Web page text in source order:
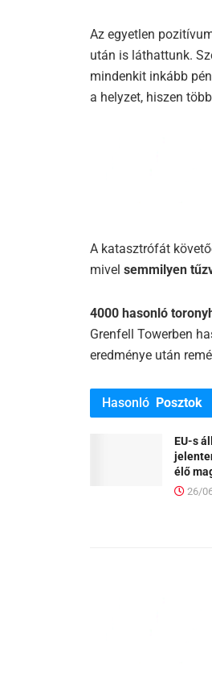
Az egyetlen
után is láthattunk.
mindenkit inkább
a helyzet, hiszen
A katasztrófát
mivel semmilyen
4000 hasonló
Grenfell Towerben
eredménye után
Hasonló Posztok
EU-s
élő
26/